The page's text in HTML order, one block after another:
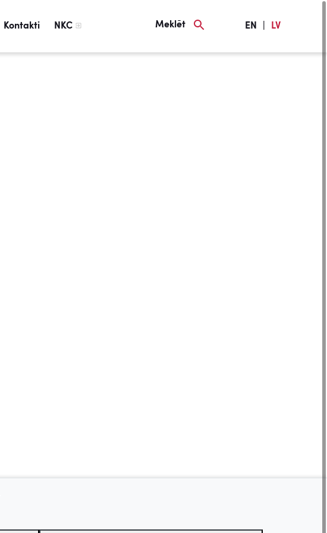
Kontakti NKC Meklēt EN LV